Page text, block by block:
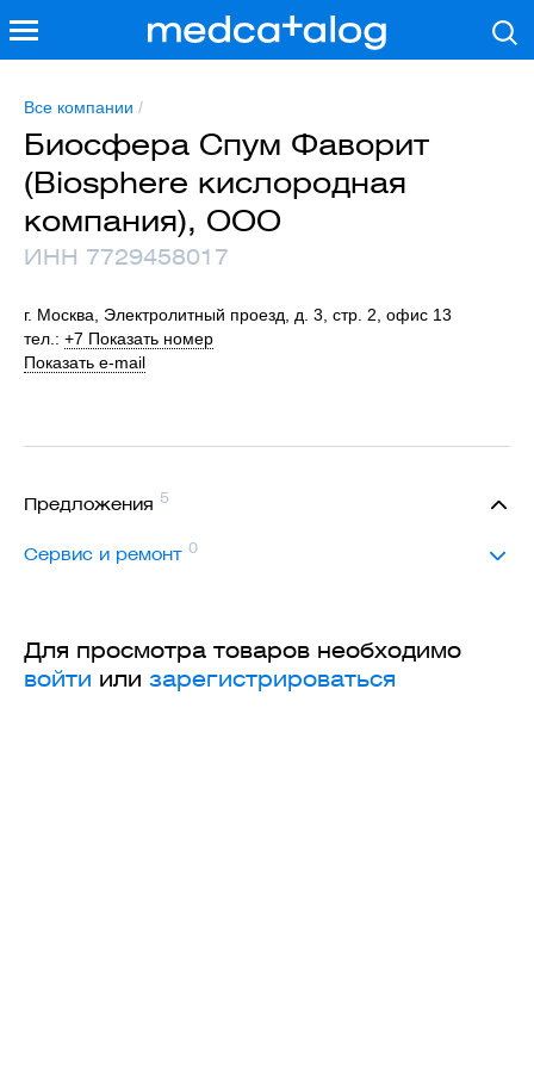
Все компании /
Биосфера Спум Фаворит
(Biosphere кислородная
компания), ООО
ИНН 7729458017
г. Москва, Электролитный проезд, д. 3, стр. 2, офис 13
тел.: +7 Показать номер
Показать e-mail
Предложения 5
Сервис и ремонт 0
Для просмотра товаров необходимо
войти или зарегистрироваться